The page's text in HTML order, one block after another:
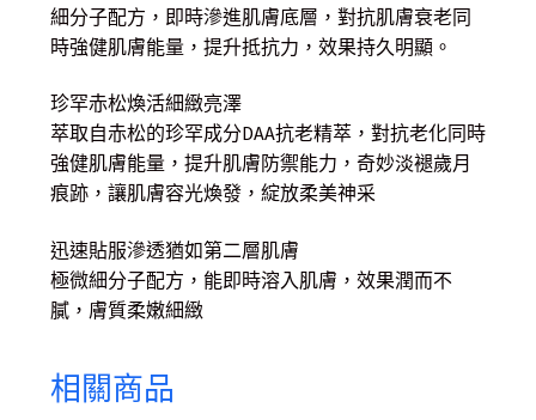
細分子配方，即時滲進肌膚底層，對抗肌膚衰老同
時強健肌膚能量，提升抵抗力，效果持久明顯。
珍罕赤松煥活細緻亮澤
萃取自赤松的珍罕成分DAA抗老精萃，對抗老化同時
強健肌膚能量，提升肌膚防禦能力，奇妙淡褪歲月
痕跡，讓肌膚容光煥發，綻放柔美神采
迅速貼服滲透猶如第二層肌膚
極微細分子配方，能即時溶入肌膚，效果潤而不
膩，膚質柔嫩細緻
相關商品